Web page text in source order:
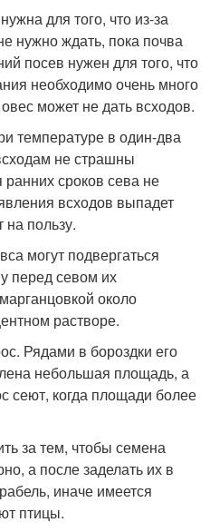
для того, что из-за
нужно ждать, пока почва
посев нужен для того, что
необходимо очень много
может не дать всходов.
температуре в один-два
не страшны
ранних сроков сева не
всходов выпадет
на пользу.
могут подвергаться
перед севом их
около
растворе.
Рядами в бороздки его
небольшая площадь, а
сеют, когда площади более
за тем, чтобы семена
а после заделать их в
иначе имеется
птицы.